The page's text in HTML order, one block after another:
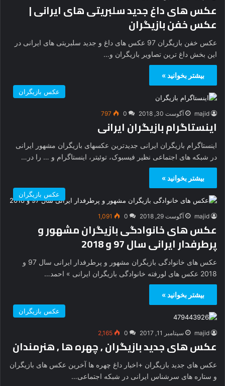
عکس های داغ جدید سلبریتی های ایرانی |
عکس خفن بازیگران
عکس خفن بازیگران 97 عکس های داغ و جدید سلبریتی های ایرانی در
این بخش داغ ترین تصاویر بازیگران و…
بیشتر بخوانید »
عکس بازیگران
majid آگوست 30, 2018 0
797
اینستاگرام بازیگران ایرانی
اینستاگرام بازیگران ایرانی جدیدترین عکسهای بازیگران مشهور ایرانی
در شبکه های اجتماعی نظیر فیسبوک، توئیتر، اینستاگرام و … را در…
بیشتر بخوانید »
عکس بازیگران
majid آگوست 29, 2018 0
1,091
عکس های خانوادگی بازیگران مشهور و
پرطرفدار ایرانی سال 97 و 2018
عکس های خانوادگی بازیگران مشهور و پرطرفدار ایرانی سال 97 و
2018 عکس های لورفته خانوادگی بازیگران ایرانی » احمد…
بیشتر بخوانید »
عکس بازیگران
majid سپتامبر 11, 2017 0
2,165
عکس های جدید بازیگران , چهره ها , هنرمندان
عکس های جدید بازیگران +اخبار داغ چهره ها آخرین عکس های بازیگران
و ستاره های سرشناس ایرانی در شبکه اجتماعی…